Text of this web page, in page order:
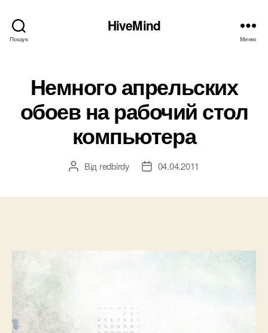
Пошук
HiveMind
Меню
Немного апрельских
обоев на рабочий стол
компьютера
Автор
Від redbirdy
Дата04.04.2011